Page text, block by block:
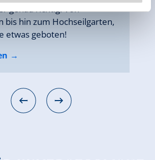
genau richtig! Von
bis hin zum Hochseilgarten,
etwas geboten!